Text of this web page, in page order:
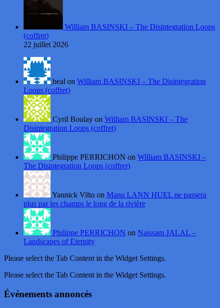
William BASINSKI – The Disintegration Loops
(coffret)
22 juillet 2026
beal on William BASINSKI – The Disintegration
Loops (coffret)
Cyril Boulay on William BASINSKI – The
Disintegration Loops (coffret)
Philippe PERRICHON on William BASINSKI –
The Disintegration Loops (coffret)
Yannick Vilto on Manu LANN HUEL ne passera
plus par les champs le long de la rivière
Philippe PERRICHON on Naissam JALAL –
Landscapes of Eternity
Please select the Tab Content in the Widget Settings.
Please select the Tab Content in the Widget Settings.
Événements annoncés